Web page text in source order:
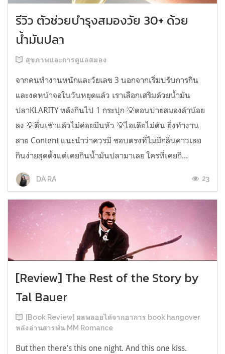
รีวิว ตัวช่วยบำรุงสมองวัย 30+ ด้วย
น้ำมันปลา
สุขภาพและการดูแลสมอง
จากคนทำงานหนักและวัยเลข 3 นอกจากเริ่มปรับการกิน
และงดหน้าจอในวันหยุดแล้ว เราเลือกเสริมด้วยน้ำมัน
ปลาKLARITY หลังกินไป 1 กระปุก 💡ตอนบ่ายสมองล้าน้อย
ลง 💡ตื่นเช้าแล้วไม่ค่อยมึนหัว 💡ไอเดียไม่ตัน ยิ่งทำงาน
สาย Content แนะนำว่าควรมี ชอบตรงที่ไม่มีกลิ่นคาวเลย
กินง่ายสุดตั้งแต่เคยกินน้ำมันปลามาเลย ใครที่เคยกิ...
DA RA 23
[Review] The Rest of the Story by
Tal Bauer
[Book Review] ผลพลอยได้จากอาการ book hangover
หลังอ่านสารพัน MM Romance
But then there’s this one night. And this one kiss.